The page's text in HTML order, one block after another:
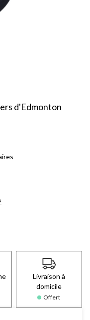
d'Edmonton
Livraison à
domicile
Offert